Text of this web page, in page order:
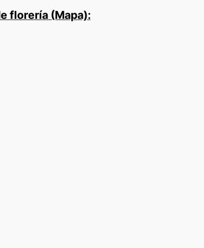
florería (Mapa):